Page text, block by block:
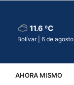
11.6 ºC
Bolívar | 6 de
AHORA MISMO